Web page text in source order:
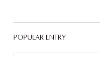
POPULAR ENTRY